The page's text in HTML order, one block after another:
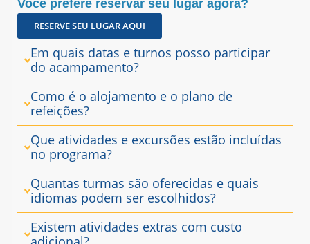
Você prefere reservar seu lugar agora?
RESERVE SEU LUGAR AQUI
Em quais datas e turnos posso participar
do acampamento?
Como é o alojamento e o plano de
refeições?
Que atividades e excursões estão incluídas
no programa?
Quantas turmas são oferecidas e quais
idiomas podem ser escolhidos?
Existem atividades extras com custo